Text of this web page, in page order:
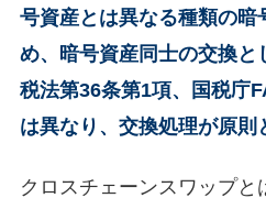
号資産とは異なる種類の暗
め、暗号資産同士の交換と
税法第36条第1項、国税庁
は異なり、交換処理が原則
クロスチェーンスワップと